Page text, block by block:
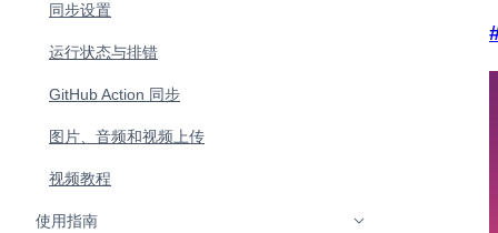
同步设置
运行状态与排错
GitHub Action 同步
图片、音频和视频上传
视频教程
使用指南